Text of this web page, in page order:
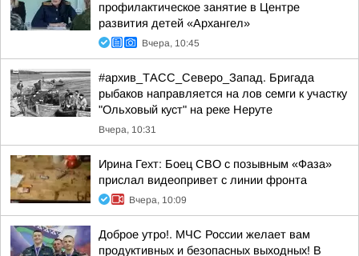
профилактическое занятие в Центре
развития детей «Архангел»
Вчера, 10:45
#архив_ТАСС_Северо_Запад. Бригада
рыбаков направляется на лов семги к участку
"Ольховый куст" на реке Неруте
Вчера, 10:31
Ирина Гехт: Боец СВО с позывным «Фаза»
прислал видеопривет с линии фронта
Вчера, 10:09
Доброе утро!. МЧС России желает вам
продуктивных и безопасных выходных! В